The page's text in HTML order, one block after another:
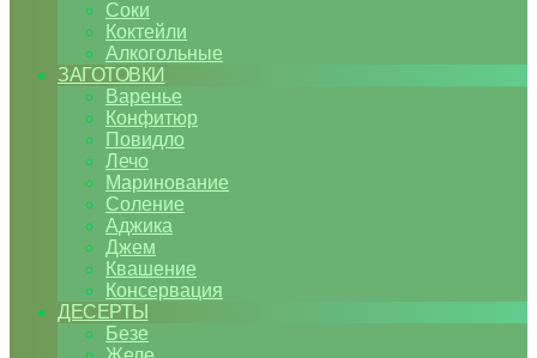
Соки
Коктейли
Алкогольные
ЗАГОТОВКИ
Варенье
Конфитюр
Повидло
Лечо
Маринование
Соление
Аджика
Джем
Квашение
Консервация
ДЕСЕРТЫ
Безе